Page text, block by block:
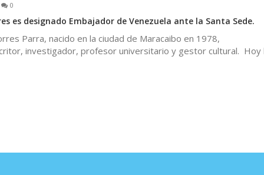
0
es designado Embajador de Venezuela ante la Santa Sede.
Parra, nacido en la ciudad de Maracaibo en 1978,
investigador, profesor universitario y gestor cultural. Hoy